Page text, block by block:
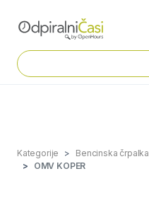
Kategorije Bencinska črpalka
OMV KOPER